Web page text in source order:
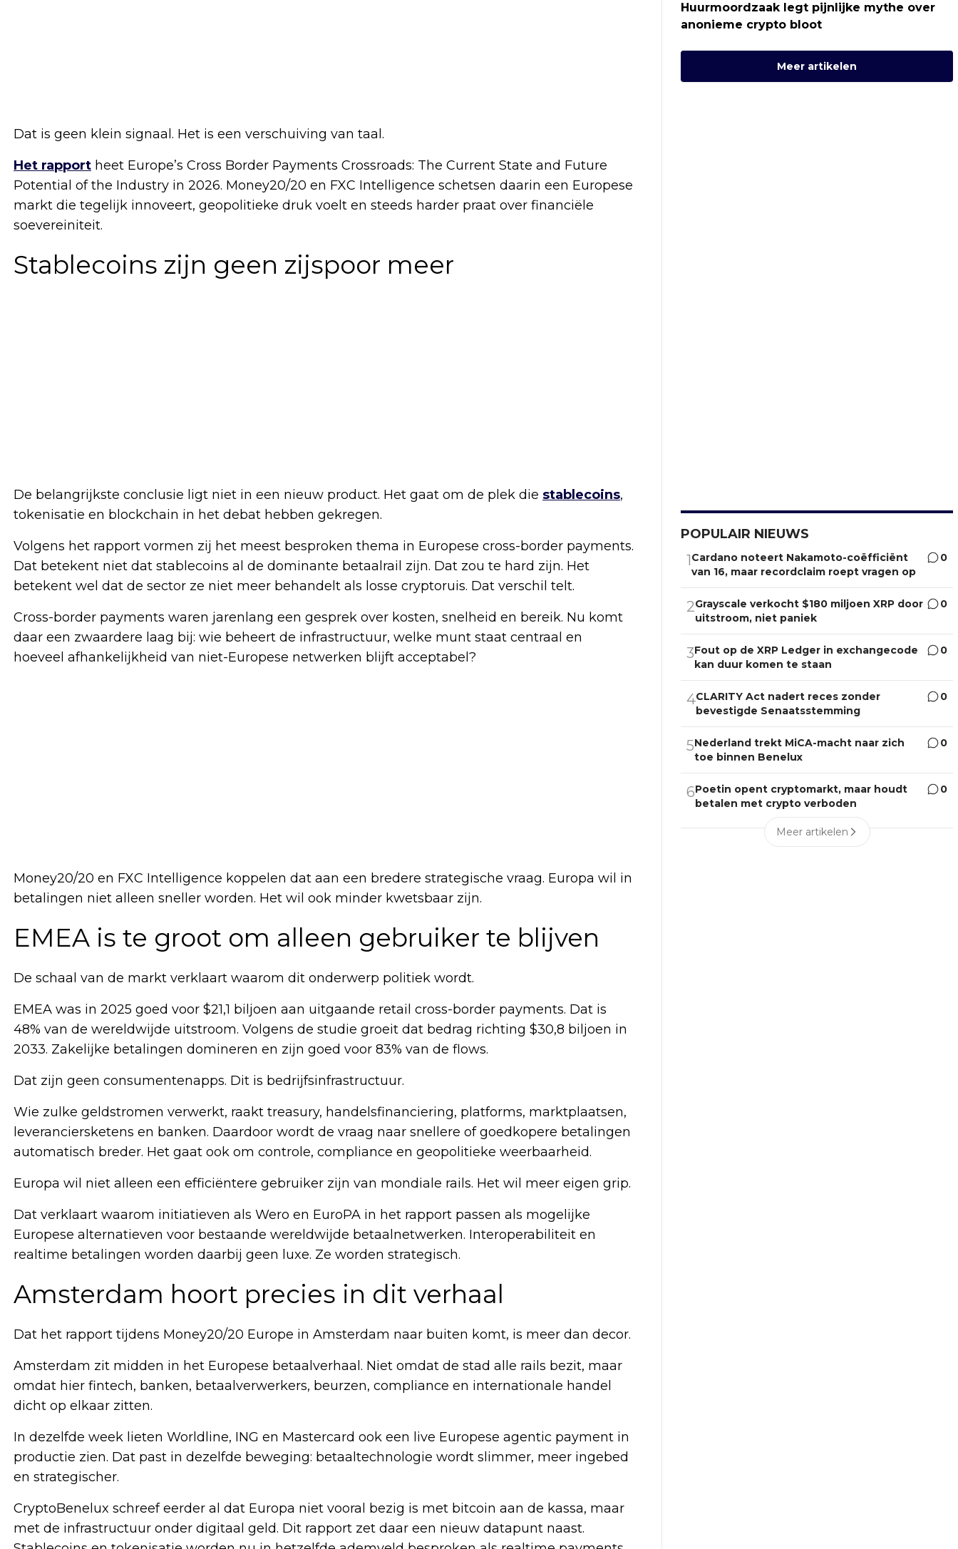
Dat is geen klein signaal. Het is een verschuiving van taal.
Het rapport heet Europe’s Cross Border Payments Crossroads: The Current State and Future
Potential of the Industry in 2026. Money20/20 en FXC Intelligence schetsen daarin een Europese
markt die tegelijk innoveert, geopolitieke druk voelt en steeds harder praat over financiële
soevereiniteit.
Stablecoins zijn geen zijspoor meer
De belangrijkste conclusie ligt niet in een nieuw product. Het gaat om de plek die stablecoins,
tokenisatie en blockchain in het debat hebben gekregen.
Volgens het rapport vormen zij het meest besproken thema in Europese cross-border payments.
Dat betekent niet dat stablecoins al de dominante betaalrail zijn. Dat zou te hard zijn. Het
betekent wel dat de sector ze niet meer behandelt als losse cryptoruis. Dat verschil telt.
Cross-border payments waren jarenlang een gesprek over kosten, snelheid en bereik. Nu komt
daar een zwaardere laag bij: wie beheert de infrastructuur, welke munt staat centraal en
hoeveel afhankelijkheid van niet-Europese netwerken blijft acceptabel?
Money20/20 en FXC Intelligence koppelen dat aan een bredere strategische vraag. Europa wil in
betalingen niet alleen sneller worden. Het wil ook minder kwetsbaar zijn.
EMEA is te groot om alleen gebruiker te blijven
De schaal van de markt verklaart waarom dit onderwerp politiek wordt.
EMEA was in 2025 goed voor $21,1 biljoen aan uitgaande retail cross-border payments. Dat is
48% van de wereldwijde uitstroom. Volgens de studie groeit dat bedrag richting $30,8 biljoen in
2033. Zakelijke betalingen domineren en zijn goed voor 83% van de flows.
Dat zijn geen consumentenapps. Dit is bedrijfsinfrastructuur.
Wie zulke geldstromen verwerkt, raakt treasury, handelsfinanciering, platforms, marktplaatsen,
leveranciersketens en banken. Daardoor wordt de vraag naar snellere of goedkopere betalingen
automatisch breder. Het gaat ook om controle, compliance en geopolitieke weerbaarheid.
Europa wil niet alleen een efficiëntere gebruiker zijn van mondiale rails. Het wil meer eigen grip.
Dat verklaart waarom initiatieven als Wero en EuroPA in het rapport passen als mogelijke
Europese alternatieven voor bestaande wereldwijde betaalnetwerken. Interoperabiliteit en
realtime betalingen worden daarbij geen luxe. Ze worden strategisch.
Amsterdam hoort precies in dit verhaal
Dat het rapport tijdens Money20/20 Europe in Amsterdam naar buiten komt, is meer dan decor.
Amsterdam zit midden in het Europese betaalverhaal. Niet omdat de stad alle rails bezit, maar
omdat hier fintech, banken, betaalverwerkers, beurzen, compliance en internationale handel
dicht op elkaar zitten.
In dezelfde week lieten Worldline, ING en Mastercard ook een live Europese agentic payment in
productie zien. Dat past in dezelfde beweging: betaaltechnologie wordt slimmer, meer ingebed
en strategischer.
CryptoBenelux schreef eerder al dat Europa niet vooral bezig is met bitcoin aan de kassa, maar
met de infrastructuur onder digitaal geld. Dit rapport zet daar een nieuw datapunt naast.
Huurmoordzaak legt pijnlijke mythe over
anonieme crypto bloot
Meer artikelen
POPULAIR NIEUWS
1Cardano noteert Nakamoto-coëfficiënt
van 16, maar recordclaim roept vragen op
0
2Grayscale verkocht $180 miljoen XRP door
uitstroom, niet paniek
0
3Fout op de XRP Ledger in exchangecode
kan duur komen te staan
0
4CLARITY Act nadert reces zonder
bevestigde Senaatsstemming
0
5Nederland trekt MiCA-macht naar zich
toe binnen Benelux
0
6Poetin opent cryptomarkt, maar houdt
betalen met crypto verboden
0
Meer artikelen